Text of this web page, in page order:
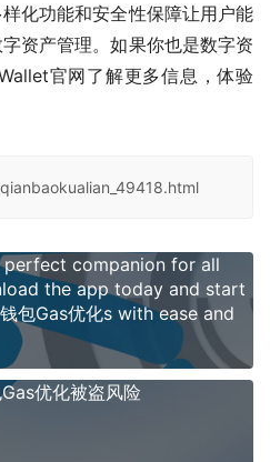
化功能和安全性保障让用户能
资产管理。如果你也是数字资
官网了解更多信息，体验
companion for all
the app today and start
包Gas优化s with ease and
优化被盗风险